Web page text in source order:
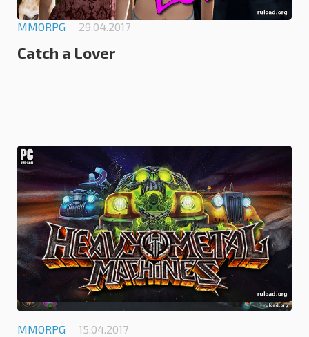
MMORPG 29.04.2017
Catch a Lover
MMORPG 15.04.2017